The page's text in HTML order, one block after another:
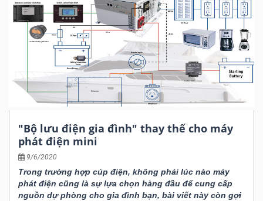
"Bộ lưu điện gia đình" thay thế cho máy
phát điện mini
9/6/2020
Trong trường hợp cúp điện, không phải lúc nào máy
phát điện cũng là sự lựa chọn hàng đầu để cung cấp
nguồn dự phòng cho gia đình bạn, bài viết này còn gợi